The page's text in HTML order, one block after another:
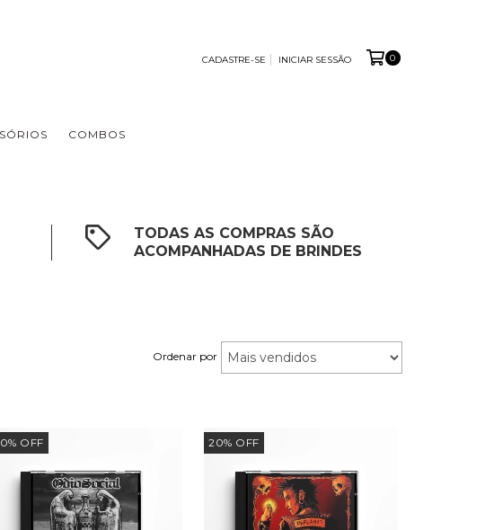
CADASTRE-SE INICIAR SESSÃO 0
COMBOS
TODAS AS COMPRAS SÃO
ACOMPANHADAS DE BRINDES
Ordenar por
% OFF 20% OFF